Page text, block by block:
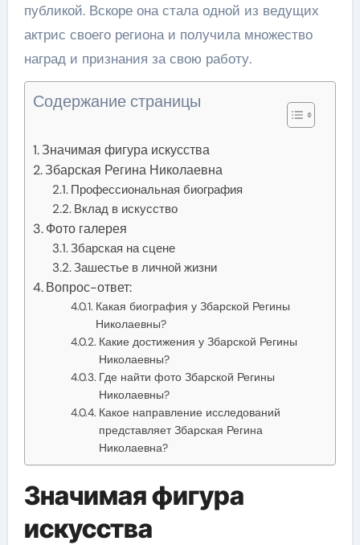
публикой. Вскоре она стала одной из ведущих
актрис своего региона и получила множество
наград и признания за свою работу.
Содержание страницы
Значимая фигура искусства
Збарская Регина Николаевна
Профессиональная биография
Вклад в искусство
Фото галерея
Збарская на сцене
Зашестье в личной жизни
Вопрос-ответ:
Какая биография у Збарской Регины
Николаевны?
Какие достижения у Збарской Регины
Николаевны?
Где найти фото Збарской Регины
Николаевны?
Какое направление исследований
представляет Збарская Регина
Николаевна?
Значимая фигура
искусства